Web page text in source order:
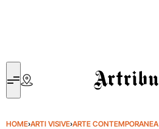
Artribune
HOME›ARTI VISIVE›ARTE CONTEMPORANEA